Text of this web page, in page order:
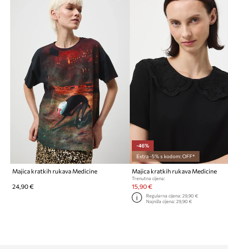
Majica kratkih rukava Medicine
24,90 €
-46%
Extra -5% s kodom: OFF*
Majica kratkih rukava Medicine
Trenutna cijena:
15,90 €
Regularna cijena: 29,90 €
Najniža cijena: 29,90 €